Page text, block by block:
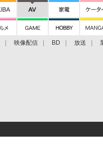
映像配信 BD 放送